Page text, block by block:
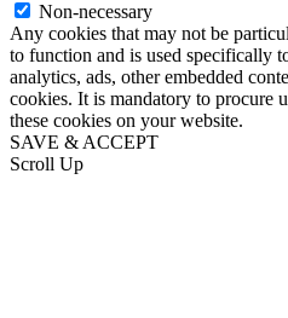
Non-necessary
Any cookies that may not be
to function and is used specifically
analytics, ads, other embedded
cookies. It is mandatory to procure
these cookies on your website.
SAVE & ACCEPT
Scroll Up